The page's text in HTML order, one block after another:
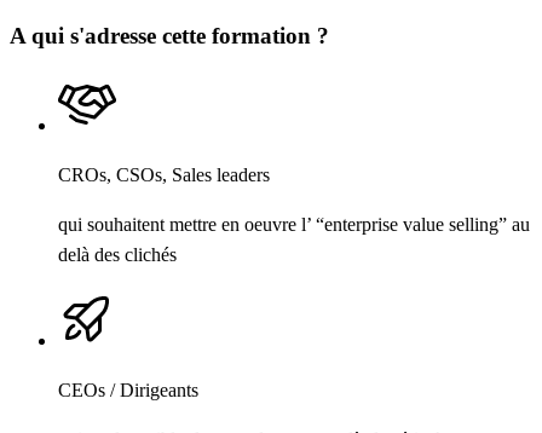
A qui s'adresse cette formation ?
CROs, CSOs, Sales leaders
qui souhaitent mettre en oeuvre l’ “enterprise value selling” au
delà des clichés
CEOs / Dirigeants